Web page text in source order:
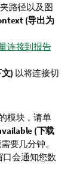
路径以及图
(导出为
连接到报告
) 以将连接切
模块，请单
(下载
要几分钟。
口会通知您数